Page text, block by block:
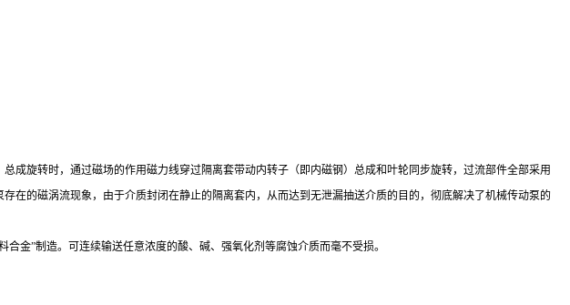
旋转时，通过磁场的作用磁力线穿过隔离套带动内转子（即内磁钢）总成和叶轮同步旋转，过流部件全部采用
在的磁涡流现象，由于介质封闭在静止的隔离套内，从而达到无泄漏抽送介质的目的，彻底解决了机械传动泵的
金”制造。可连续输送任意浓度的酸、碱、强氧化剂等腐蚀介质而毫不受损。